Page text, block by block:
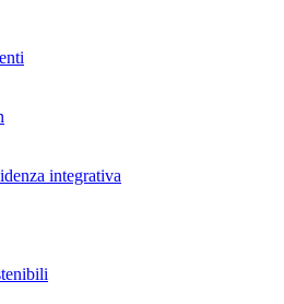
integrativa